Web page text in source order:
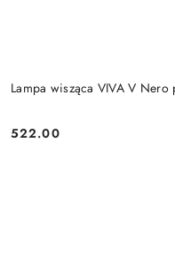
Lampa wisząca VIVA V
Cena:
522.00